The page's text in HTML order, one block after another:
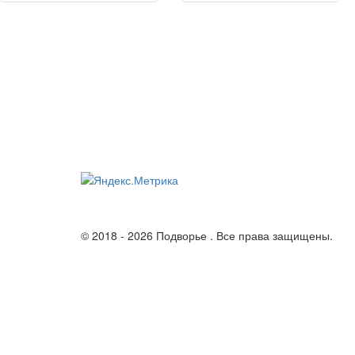
© 2018 - 2026 Подворье . Все права защищены.